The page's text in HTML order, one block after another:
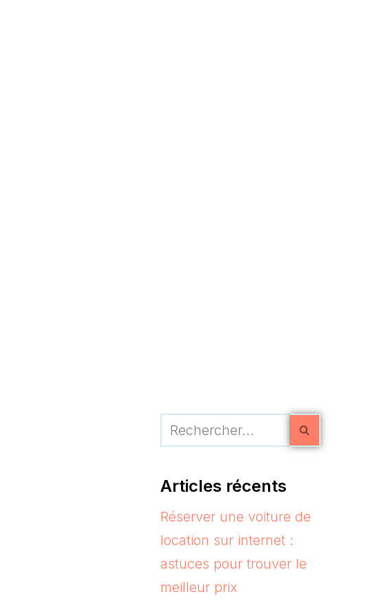
Articles récents
Réserver une voiture de
location sur internet :
astuces pour trouver le
meilleur prix